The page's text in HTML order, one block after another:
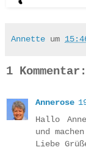
Annette um
1 Kommentar:
Annerose
Hallo
und
Liebe